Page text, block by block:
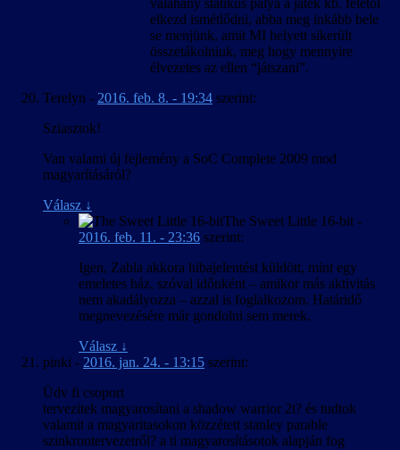
valahány statikus pálya a játék kb. felétől
elkezd ismétlődni, abba meg inkább bele
se menjünk, amit MI helyett sikerült
összetákolniuk, meg hogy mennyire
élvezetes az ellen “játszani”.
Terelyn - 2016. feb. 8. - 19:34 szerint:
Sziasztok!
Van valami új fejlemény a SoC Complete 2009 mod
magyarításáról?
Válasz ↓
The Sweet Little 16-bit -
2016. feb. 11. - 23:36 szerint:
Igen, Zabla akkora hibajelentést küldött, mint egy
emeletes ház, szóval időnként – amikor más aktivitás
nem akadályozza – azzal is foglalkozom. Határidő
megnevezésére már gondolni sem merek.
Válasz ↓
pinki - 2016. jan. 24. - 13:15 szerint:
Üdv fi csoport
tervezitek magyarosítani a shadow warrior 2t? és tudtok
valamit a magyaritasokon közzétett stanley parable
szinkrontervezetről? a ti magyarosításotok alapján fog